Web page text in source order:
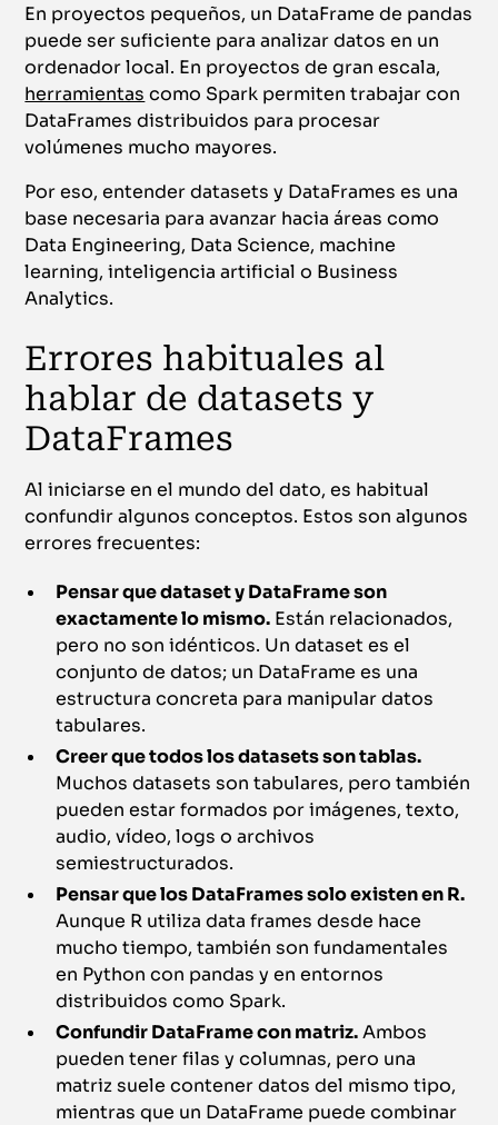
En proyectos pequeños, un DataFrame de pandas
puede ser suficiente para analizar datos en un
ordenador local. En proyectos de gran escala,
herramientas como Spark permiten trabajar con
DataFrames distribuidos para procesar
volúmenes mucho mayores.
Por eso, entender datasets y DataFrames es una
base necesaria para avanzar hacia áreas como
Data Engineering, Data Science, machine
learning, inteligencia artificial o Business
Analytics.
Errores habituales al
hablar de datasets y
DataFrames
Al iniciarse en el mundo del dato, es habitual
confundir algunos conceptos. Estos son algunos
errores frecuentes:
Pensar que dataset y DataFrame son
exactamente lo mismo. Están relacionados,
pero no son idénticos. Un dataset es el
conjunto de datos; un DataFrame es una
estructura concreta para manipular datos
tabulares.
Creer que todos los datasets son tablas.
Muchos datasets son tabulares, pero también
pueden estar formados por imágenes, texto,
audio, vídeo, logs o archivos
semiestructurados.
Pensar que los DataFrames solo existen en R.
Aunque R utiliza data frames desde hace
mucho tiempo, también son fundamentales
en Python con pandas y en entornos
distribuidos como Spark.
Confundir DataFrame con matriz.Ambos
pueden tener filas y columnas, pero una
matriz suele contener datos del mismo tipo,
mientras que un DataFrame puede combinar